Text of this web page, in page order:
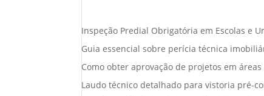
Inspeção Predial Obrigatória em Escolas e
Guia essencial sobre perícia técnica
Como obter aprovação de projetos em
Laudo técnico detalhado para vistoria pré-